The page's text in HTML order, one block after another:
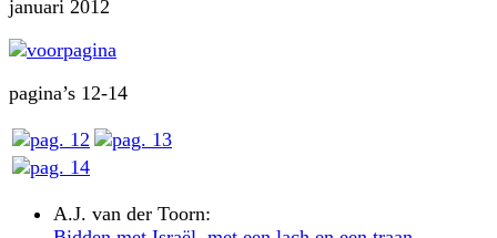
januari 2012
pagina’s 12-14
A.J. van der Toorn: